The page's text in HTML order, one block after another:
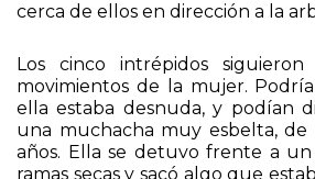
para no ser descubiertos, y la
Los cinco intrépidos siguieron
movimientos de la mujer.
ella estaba desnuda, y podían
una muchacha muy esbelta,